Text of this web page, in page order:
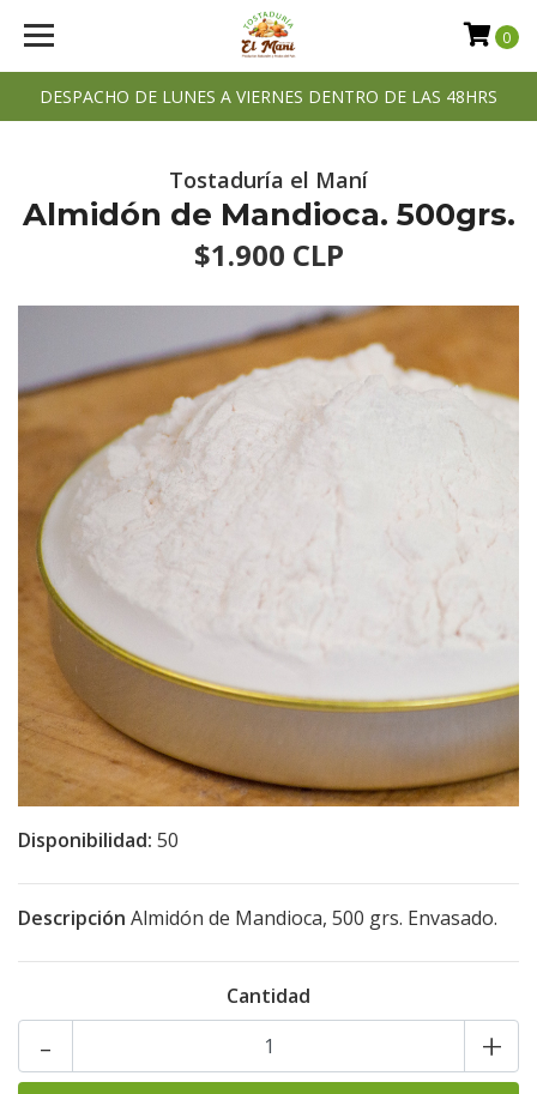
DESPACHO DE LUNES A VIERNES DENTRO DE LAS 48HRS
0
Tostaduría el Maní
Almidón de Mandioca. 500grs.
$1.900 CLP
Disponibilidad: 50
Descripción Almidón de Mandioca, 500 grs. Envasado.
Cantidad
+
-